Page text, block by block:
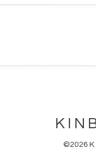
K I N
©2026 K